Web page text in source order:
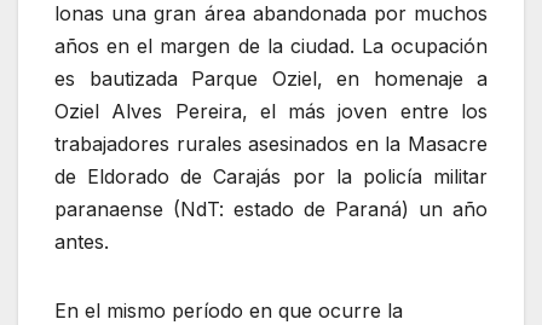
lonas una gran área abandonada por muchos
años en el margen de la ciudad. La ocupación
es bautizada Parque Oziel, en homenaje a
Oziel Alves Pereira, el más joven entre los
trabajadores rurales asesinados en la Masacre
de Eldorado de Carajás por la policía militar
paranaense (NdT: estado de Paraná) un año
antes.
En el mismo período en que ocurre la